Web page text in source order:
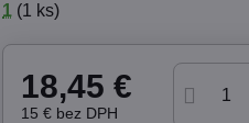
1 (1 ks)
18,45 €
15 € bez DPH